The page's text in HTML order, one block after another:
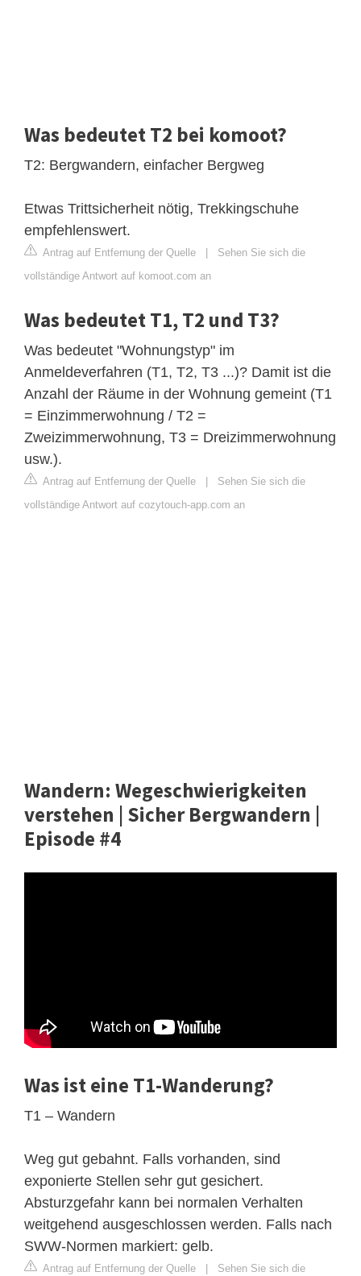
Was bedeutet T2 bei komoot?
T2: Bergwandern, einfacher Bergweg
Etwas Trittsicherheit nötig, Trekkingschuhe
empfehlenswert.
Antrag auf Entfernung der Quelle
Sehen Sie sich die
vollständige Antwort auf komoot.com an
Was bedeutet T1, T2 und T3?
Was bedeutet "Wohnungstyp" im
Anmeldeverfahren (T1, T2, T3 ...)? Damit ist die
Anzahl der Räume in der Wohnung gemeint (T1
= Einzimmerwohnung / T2 =
Zweizimmerwohnung, T3 = Dreizimmerwohnung
usw.).
Antrag auf Entfernung der Quelle
Sehen Sie sich die
vollständige Antwort auf cozytouch-app.com an
Wandern: Wegeschwierigkeiten
verstehen | Sicher Bergwandern |
Episode #4
Was ist eine T1-Wanderung?
T1 – Wandern
Weg gut gebahnt. Falls vorhanden, sind
exponierte Stellen sehr gut gesichert.
Absturzgefahr kann bei normalen Verhalten
weitgehend ausgeschlossen werden. Falls nach
SWW-Normen markiert: gelb.
Antrag auf Entfernung der Quelle | Sehen Sie sich die